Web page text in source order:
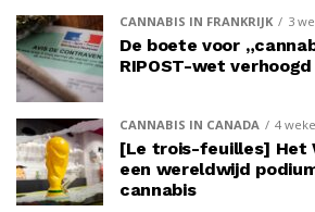
CANNABIS IN FRANKRIJK 3
De boete voor
RIPOST-wet
CANNABIS IN CANADA 4
[Le trois-feuilles] Het
een wereldwijd
cannabis